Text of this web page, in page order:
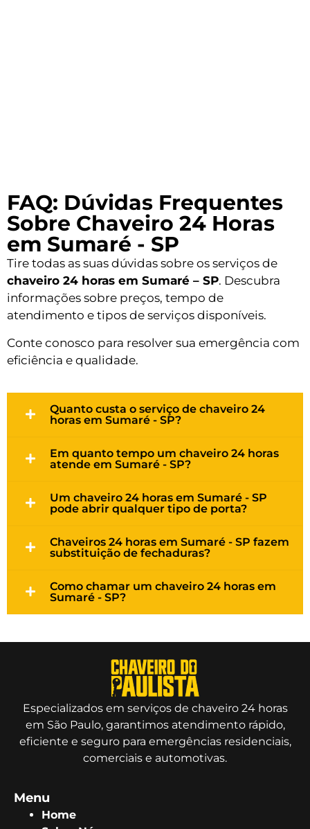
FAQ: Dúvidas Frequentes
Sobre Chaveiro 24 Horas
em Sumaré - SP
Tire todas as suas dúvidas sobre os serviços de
chaveiro 24 horas em Sumaré – SP. Descubra
informações sobre preços, tempo de
atendimento e tipos de serviços disponíveis.
Conte conosco para resolver sua emergência com
eficiência e qualidade.
Quanto custa o serviço de chaveiro 24
horas em Sumaré - SP?
Em quanto tempo um chaveiro 24 horas
atende em Sumaré - SP?
Um chaveiro 24 horas em Sumaré - SP
pode abrir qualquer tipo de porta?
Chaveiros 24 horas em Sumaré - SP fazem
substituição de fechaduras?
Como chamar um chaveiro 24 horas em
Sumaré - SP?
Especializados em serviços de chaveiro 24 horas
em São Paulo, garantimos atendimento rápido,
eficiente e seguro para emergências residenciais,
comerciais e automotivas.
Menu
Home